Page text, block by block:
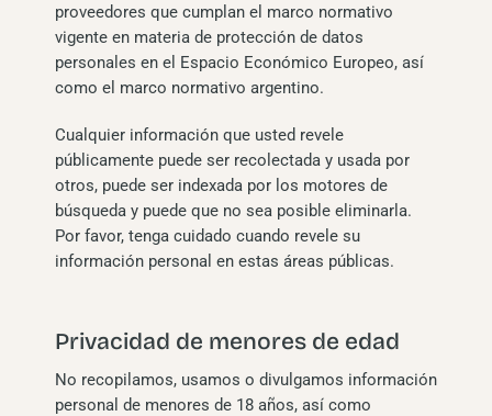
proveedores que cumplan el marco normativo
vigente en materia de protección de datos
personales en el Espacio Económico Europeo, así
como el marco normativo argentino.
Cualquier información que usted revele
públicamente puede ser recolectada y usada por
otros, puede ser indexada por los motores de
búsqueda y puede que no sea posible eliminarla.
Por favor, tenga cuidado cuando revele su
información personal en estas áreas públicas.
Privacidad de menores de edad
No recopilamos, usamos o divulgamos información
personal de menores de 18 años, así como